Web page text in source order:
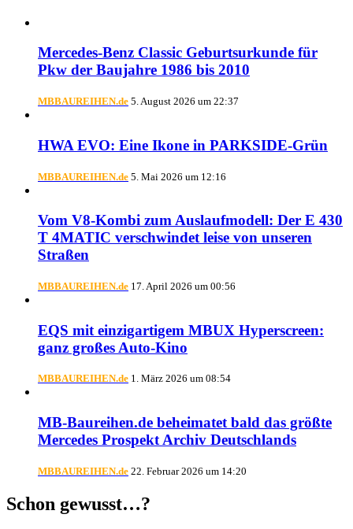
Mercedes-Benz Classic Geburtsurkunde für
Pkw der Baujahre 1986 bis 2010
MBBAUREIHEN.de 5. August 2026 um 22:37
HWA EVO: Eine Ikone in PARKSIDE-Grün
MBBAUREIHEN.de 5. Mai 2026 um 12:16
Vom V8-Kombi zum Auslaufmodell: Der E 430
T 4MATIC verschwindet leise von unseren
Straßen
MBBAUREIHEN.de 17. April 2026 um 00:56
EQS mit einzigartigem MBUX Hyperscreen:
ganz großes Auto-Kino
MBBAUREIHEN.de 1. März 2026 um 08:54
MB-Baureihen.de beheimatet bald das größte
Mercedes Prospekt Archiv Deutschlands
MBBAUREIHEN.de 22. Februar 2026 um 14:20
Schon gewusst…?